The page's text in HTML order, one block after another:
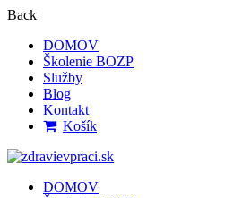
Back
DOMOV
Školenie BOZP
Služby
Blog
Kontakt
Košík
DOMOV